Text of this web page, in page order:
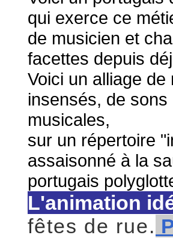
qui exerce ce
de musicien et
facettes depuis
Voici un alliage
insensés, de
musicales,
sur un répertoire
assaisonné à la
portugais
L'animation
fêtes de rue.